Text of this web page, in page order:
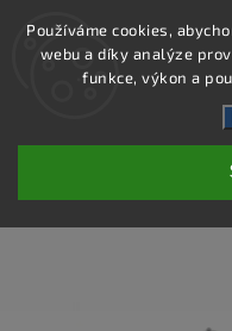
Používáme cookies,
webu a díky analýze
funkce, výkon a
DE703 -